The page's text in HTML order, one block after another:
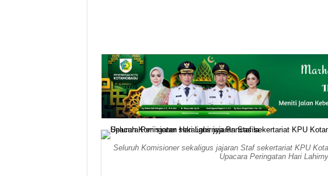
Seluruh Komisioner sekaligus jajaran Staf sekertariat KPU
Upacara Peringatan Hari